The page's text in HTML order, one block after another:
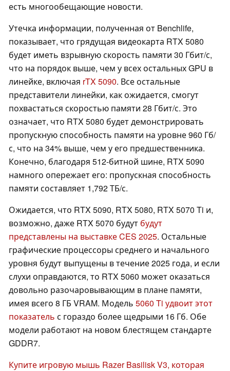
есть многообещающие новости.
Утечка информации, полученная от Benchlife,
показывает, что грядущая видеокарта RTX 5080
будет иметь взрывную скорость памяти 30 Гбит/с,
что на порядок выше, чем у всех остальных GPU в
линейке, включая rTX 5090. Все остальные
представители линейки, как ожидается, смогут
похвастаться скоростью памяти 28 Гбит/с. Это
означает, что RTX 5080 будет демонстрировать
пропускную способность памяти на уровне 960 Гб/
с, что на 34% выше, чем у его предшественника.
Конечно, благодаря 512-битной шине, RTX 5090
намного опережает его: пропускная способность
памяти составляет 1,792 ТБ/с.
Ожидается, что RTX 5090, RTX 5080, RTX 5070 Ti и,
возможно, даже RTX 5070 будут будут
представлены на выставке CES 2025. Остальные
графические процессоры среднего и начального
уровня будут выпущены в течение 2025 года, и если
слухи оправдаются, то RTX 5060 может оказаться
довольно разочаровывающим в плане памяти,
имея всего 8 ГБ VRAM. Модель 5060 Ti удвоит этот
показатель с гораздо более щедрыми 16 Гб. Обе
модели работают на новом блестящем стандарте
GDDR7.
Купите игровую мышь Razer Basilisk V3, которая